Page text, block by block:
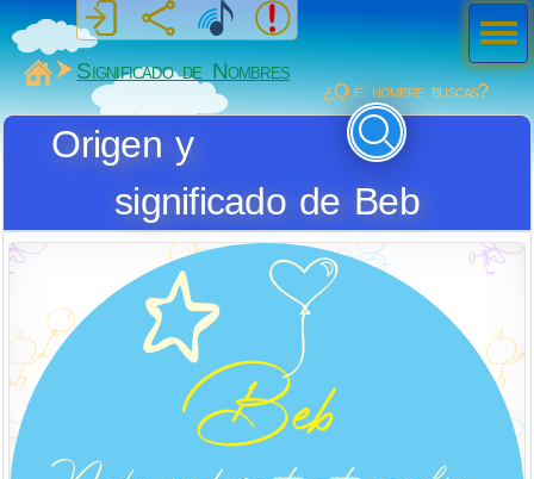
MiSabueso
Significado de Nombres
¿Qué nombre buscas?
Origen y
significado de Beb
Men
ú